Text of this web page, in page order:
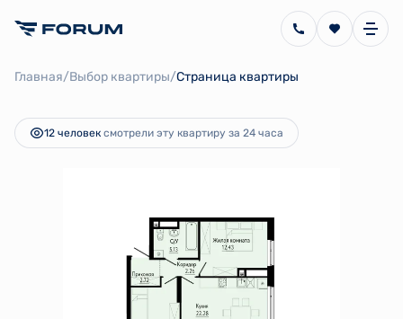
Главная/Выбор квартиры/Страница квартиры
Ипотекаот 30 246 руб.
12 человек смотрели эту квартиру за 24 часа